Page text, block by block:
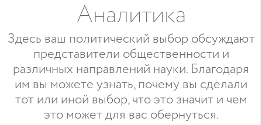
Аналитика
Здесь ваш политический выбор обсуждают
представители общественности и
различных направлений науки. Благодаря
им вы можете узнать, почему вы сделали
тот или иной выбор, что это значит и чем
это может для вас обернуться.